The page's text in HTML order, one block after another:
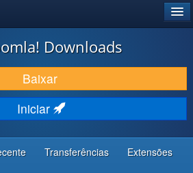
Downloads
Baixar
Iniciar
Transferências Extensões